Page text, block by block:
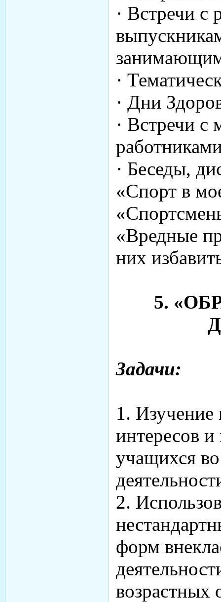
· Встречи с
·
· Дни
· Встречи с
· Беседы,
«Спорт в
«Вредные
них
5.
Задачи:
1.
интересов и
учащихся
2.
форм
возрастных